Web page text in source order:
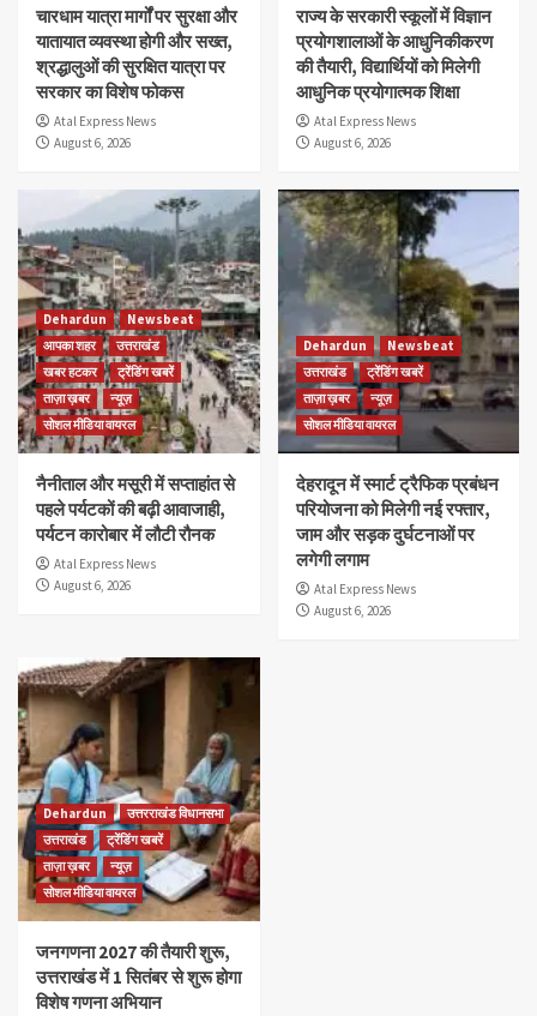
चारधाम यात्रा मार्गों पर सुरक्षा और
यातायात व्यवस्था होगी और सख्त,
श्रद्धालुओं की सुरक्षित यात्रा पर
सरकार का विशेष फोकस
Atal Express News
August 6, 2026
राज्य के सरकारी स्कूलों में विज्ञान
प्रयोगशालाओं के आधुनिकीकरण
की तैयारी, विद्यार्थियों को मिलेगी
आधुनिक प्रयोगात्मक शिक्षा
Atal Express News
August 6, 2026
Dehardun
Newsbeat
आपका शहर
उत्तराखंड
खबर हटकर
ट्रेंडिंग खबरें
ताज़ा ख़बर
न्यूज़
सोशल मीडिया वायरल
नैनीताल और मसूरी में सप्ताहांत से
पहले पर्यटकों की बढ़ी आवाजाही,
पर्यटन कारोबार में लौटी रौनक
Atal Express News
August 6, 2026
Dehardun
Newsbeat
उत्तराखंड
ट्रेंडिंग खबरें
ताज़ा ख़बर
न्यूज़
सोशल मीडिया वायरल
देहरादून में स्मार्ट ट्रैफिक प्रबंधन
परियोजना को मिलेगी नई रफ्तार,
जाम और सड़क दुर्घटनाओं पर
लगेगी लगाम
Atal Express News
August 6, 2026
Dehardun
उत्तरराखंड विधानसभा
उत्तराखंड
ट्रेंडिंग खबरें
ताज़ा ख़बर
न्यूज़
सोशल मीडिया वायरल
जनगणना 2027 की तैयारी शुरू,
उत्तराखंड में 1 सितंबर से शुरू होगा
विशेष गणना अभियान